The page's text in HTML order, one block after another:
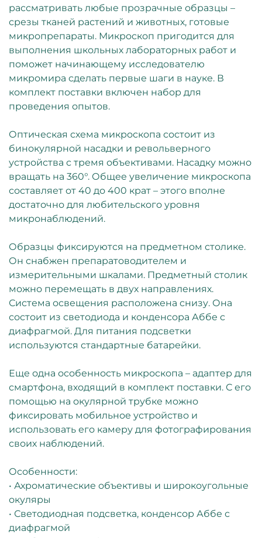
рассматривать любые прозрачные образцы –
срезы тканей растений и животных, готовые
микропрепараты. Микроскоп пригодится для
выполнения школьных лабораторных работ и
поможет начинающему исследователю
микромира сделать первые шаги в науке. В
комплект поставки включен набор для
проведения опытов.
Оптическая схема микроскопа состоит из
бинокулярной насадки и револьверного
устройства с тремя объективами. Насадку можно
вращать на 360°. Общее увеличение микроскопа
составляет от 40 до 400 крат – этого вполне
достаточно для любительского уровня
микронаблюдений.
Образцы фиксируются на предметном столике.
Он снабжен препаратоводителем и
измерительными шкалами. Предметный столик
можно перемещать в двух направлениях.
Система освещения расположена снизу. Она
состоит из светодиода и конденсора Аббе с
диафрагмой. Для питания подсветки
используются стандартные батарейки.
Еще одна особенность микроскопа – адаптер для
смартфона, входящий в комплект поставки. С его
помощью на окулярной трубке можно
фиксировать мобильное устройство и
использовать его камеру для фотографирования
своих наблюдений.
Особенности:
• Ахроматические объективы и широкоугольные
окуляры
• Светодиодная подсветка, конденсор Аббе с
диафрагмой